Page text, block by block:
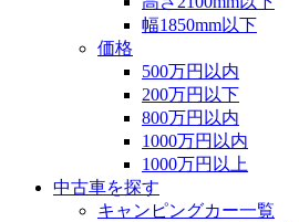
幅1850mm以下
価格
500万円以内
200万円以下
800万円以内
1000万円以内
1000万円以上
中古車を探す
キャンピングカー一覧